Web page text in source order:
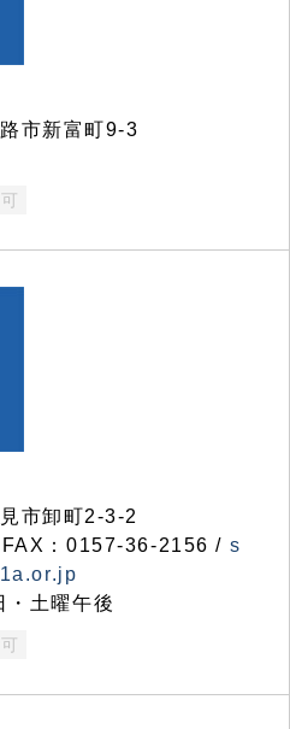
市新富町9-3
市卸町2-3-2
：0157-36-2156 / s
・土曜午後